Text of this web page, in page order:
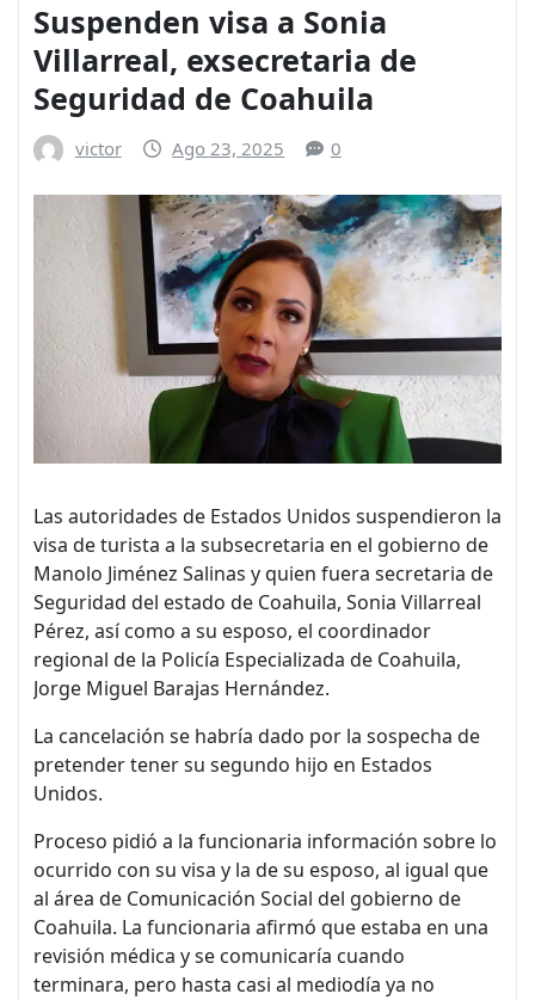
Suspenden visa a Sonia
Villarreal, exsecretaria de
Seguridad de Coahuila
victor Ago 23, 2025 0
Las autoridades de Estados Unidos suspendieron la
visa de turista a la subsecretaria en el gobierno de
Manolo Jiménez Salinas y quien fuera secretaria de
Seguridad del estado de Coahuila, Sonia Villarreal
Pérez, así como a su esposo, el coordinador
regional de la Policía Especializada de Coahuila,
Jorge Miguel Barajas Hernández.
La cancelación se habría dado por la sospecha de
pretender tener su segundo hijo en Estados
Unidos.
Proceso pidió a la funcionaria información sobre lo
ocurrido con su visa y la de su esposo, al igual que
al área de Comunicación Social del gobierno de
Coahuila. La funcionaria afirmó que estaba en una
revisión médica y se comunicaría cuando
terminara, pero hasta casi al mediodía ya no